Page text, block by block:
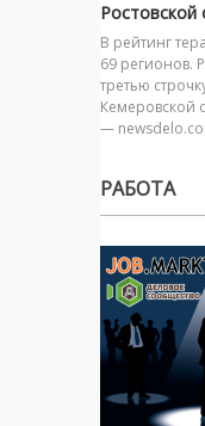
Ростовской
В рейтинг
69 регионов.
третью
Кемеровской
—
РАБОТА